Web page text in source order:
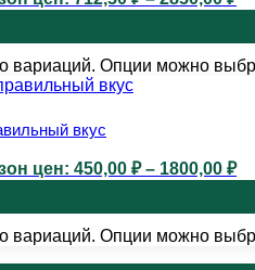
вариаций. Опции можно
вкус
цен: 450,00 ₽ – 1800,00 ₽
вариаций. Опции можно